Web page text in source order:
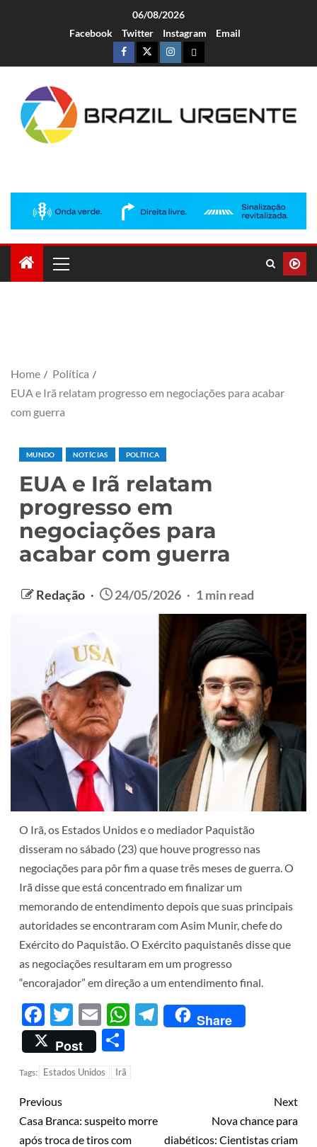
06/08/2026
Facebook
Twitter Instagram Email
Home
Política
EUA e Irã relatam progresso em negociações para acabar
com guerra
MUNDO NOTÍCIAS POLÍTICA
EUA e Irã relatam
progresso em
negociações para
acabar com guerra
Redação 24/05/2026 1 min read
O Irã, os Estados Unidos e o mediador Paquistão
disseram no sábado (23) que houve progresso nas
negociações para pôr fim a quase três meses de guerra. O
Irã disse que está concentrado em finalizar um
memorando de entendimento depois que suas principais
autoridades se encontraram com Asim Munir, chefe do
Exército do Paquistão. O Exército paquistanês disse que
as negociações resultaram em um progresso
“encorajador” em direção a um entendimento final.
Facebook
Twitter
EmailWhatsApp
Telegram
Share
Post
Tags: Estados Unidos Irã
Previous
Casa Branca: suspeito morre
após troca de tiros com
Next
Nova chance para
diabéticos: Cientistas criam